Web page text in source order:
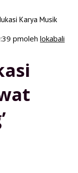
Karya Musik
pmoleh lokabali